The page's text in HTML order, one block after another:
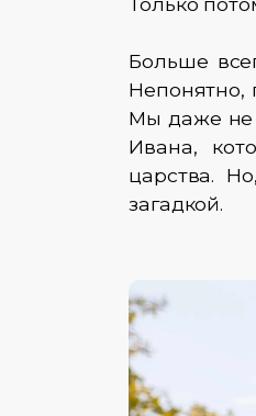
Больше
Непонятно,
Мы даже не
Ивана,
царства.
загадкой.